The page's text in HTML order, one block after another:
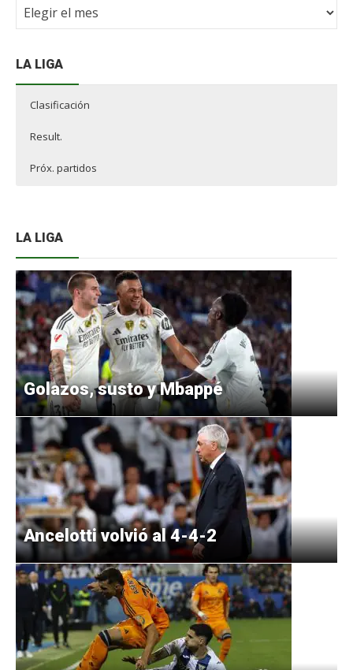
Archivo
LA LIGA
Clasificación
Result.
Próx. partidos
LA LIGA
Golazos, susto y Mbappé
Ancelotti volvió al 4-4-2